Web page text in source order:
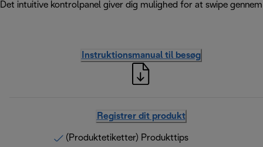
Det intuitive kontrolpanel giver dig mulighed for at swipe
Instruktionsmanual til besøg
Registrer dit produkt
(Produktetiketter) Produkttips